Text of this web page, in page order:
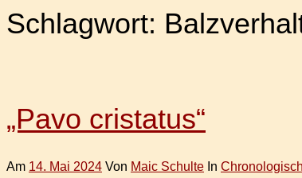
Schlagwort:
„Pavo cristatus“
Am 14. Mai 2024 Von Maic Schulte In Chronologisch